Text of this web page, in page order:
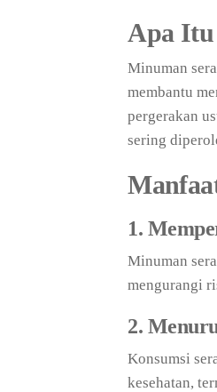
Apa Itu
Minuman
membantu
pergerakan
sering
1.
Minuman
mengurangi
2.
Konsumsi
kesehatan,